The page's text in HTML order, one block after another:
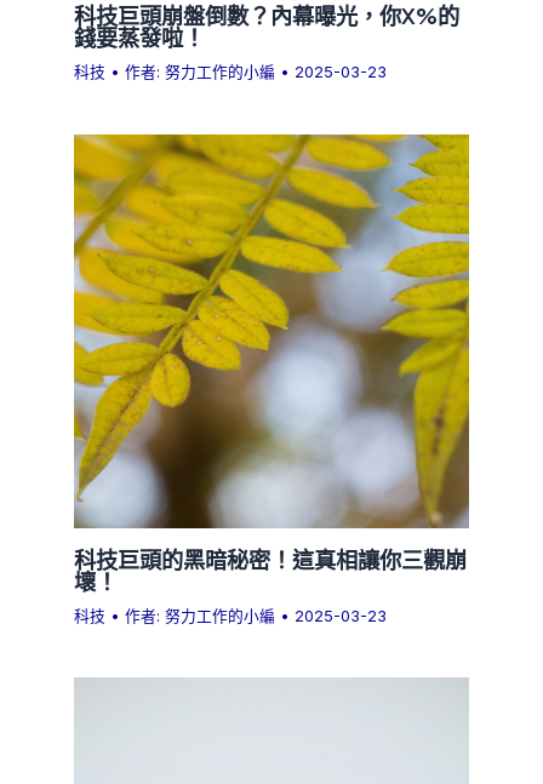
科技巨頭崩盤倒數？內幕曝光，你X%的
錢要蒸發啦！
科技 • 作者:努力工作的小編 • 2025-03-23
科技巨頭的黑暗秘密！這真相讓你三觀崩
壞！
科技 • 作者:努力工作的小編 • 2025-03-23